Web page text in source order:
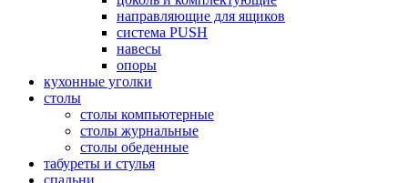
направляющие для ящиков
система PUSH
навесы
опоры
кухонные уголки
столы
столы компьютерные
столы журнальные
столы обеденные
табуреты и стулья
спальни